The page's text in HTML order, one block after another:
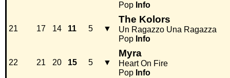
Pop Info
21 17 14 11 5 ▼
The Kolors
Un Ragazzo Una Ragazza
Pop Info
22 21 20 15 5 ▼
Myra
Heart On Fire
Pop Info